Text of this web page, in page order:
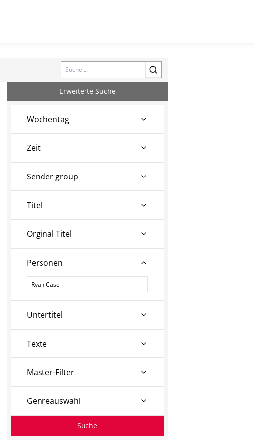
Search
Erweiterte Suche
Wochentag
Zeit
Sender group
Titel
Orginal Titel
Personen
Personen
Untertitel
Texte
Master-Filter
Genreauswahl
Suche